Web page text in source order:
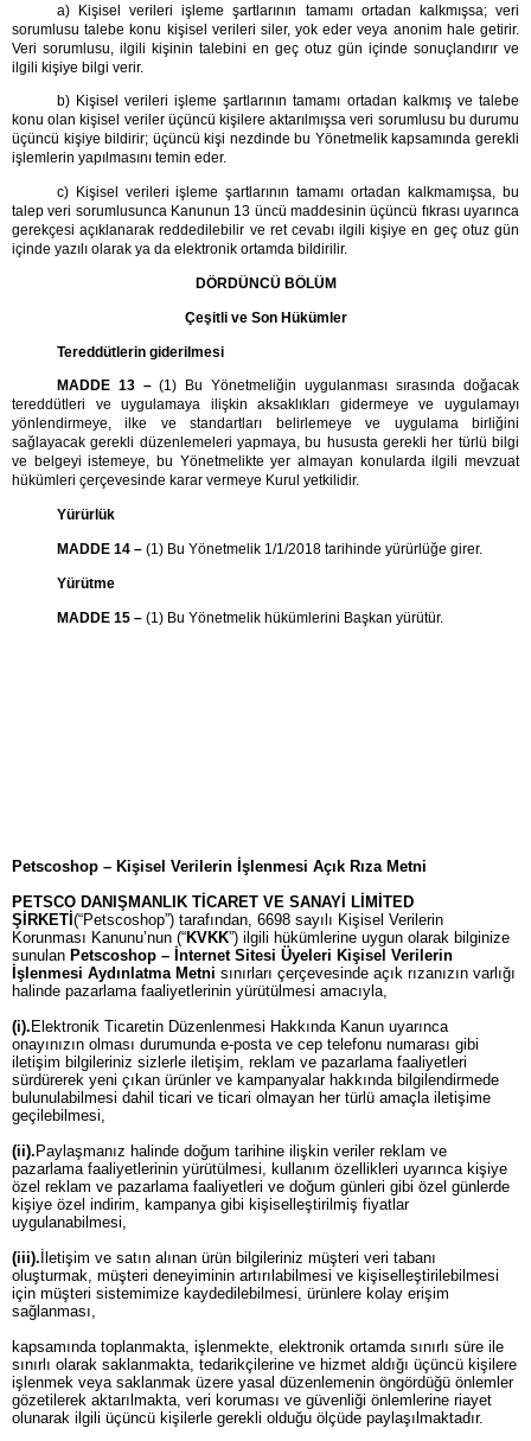
a) Kişisel verileri işleme şartlarının tamamı ortadan kalkmışsa; veri
sorumlusu talebe konu kişisel verileri siler, yok eder veya anonim hale getirir.
Veri sorumlusu, ilgili kişinin talebini en geç otuz gün içinde sonuçlandırır ve
ilgili kişiye bilgi verir.
b) Kişisel verileri işleme şartlarının tamamı ortadan kalkmış ve talebe
konu olan kişisel veriler üçüncü kişilere aktarılmışsa veri sorumlusu bu durumu
üçüncü kişiye bildirir; üçüncü kişi nezdinde bu Yönetmelik kapsamında gerekli
işlemlerin yapılmasını temin eder.
c) Kişisel verileri işleme şartlarının tamamı ortadan kalkmamışsa, bu
talep veri sorumlusunca Kanunun 13 üncü maddesinin üçüncü fıkrası uyarınca
gerekçesi açıklanarak reddedilebilir ve ret cevabı ilgili kişiye en geç otuz gün
içinde yazılı olarak ya da elektronik ortamda bildirilir.
DÖRDÜNCÜ BÖLÜM
Çeşitli ve Son Hükümler
Tereddütlerin giderilmesi
MADDE 13 –(1) Bu Yönetmeliğin uygulanması sırasında doğacak
tereddütleri ve uygulamaya ilişkin aksaklıkları gidermeye ve uygulamayı
yönlendirmeye, ilke ve standartları belirlemeye ve uygulama birliğini
sağlayacak gerekli düzenlemeleri yapmaya, bu hususta gerekli her türlü bilgi
ve belgeyi istemeye, bu Yönetmelikte yer almayan konularda ilgili mevzuat
hükümleri çerçevesinde karar vermeye Kurul yetkilidir.
Yürürlük
MADDE 14 –(1) Bu Yönetmelik 1/1/2018 tarihinde yürürlüğe girer.
Yürütme
MADDE 15 –(1) Bu Yönetmelik hükümlerini Başkan yürütür.
Petscoshop – Kişisel Verilerin İşlenmesi Açık Rıza Metni
PETSCO DANIŞMANLIK TİCARET VE SANAYİ LİMİTED
ŞİRKETİ (“Petscoshop”) tarafından, 6698 sayılı Kişisel Verilerin
Korunması Kanunu’nun (“KVKK”) ilgili hükümlerine uygun olarak bilginize
sunulan Petscoshop – İnternet Sitesi Üyeleri Kişisel Verilerin
İşlenmesi Aydınlatma Metni sınırları çerçevesinde açık rızanızın varlığı
halinde pazarlama faaliyetlerinin yürütülmesi amacıyla,
(i). Elektronik Ticaretin Düzenlenmesi Hakkında Kanun uyarınca
onayınızın olması durumunda e-posta ve cep telefonu numarası gibi
iletişim bilgileriniz sizlerle iletişim, reklam ve pazarlama faaliyetleri
sürdürerek yeni çıkan ürünler ve kampanyalar hakkında bilgilendirmede
bulunulabilmesi dahil ticari ve ticari olmayan her türlü amaçla iletişime
geçilebilmesi,
(ii). Paylaşmanız halinde doğum tarihine ilişkin veriler reklam ve
pazarlama faaliyetlerinin yürütülmesi, kullanım özellikleri uyarınca kişiye
özel reklam ve pazarlama faaliyetleri ve doğum günleri gibi özel günlerde
kişiye özel indirim, kampanya gibi kişiselleştirilmiş fiyatlar
uygulanabilmesi,
(iii). İletişim ve satın alınan ürün bilgileriniz müşteri veri tabanı
oluşturmak, müşteri deneyiminin artırılabilmesi ve kişiselleştirilebilmesi
için müşteri sistemimize kaydedilebilmesi, ürünlere kolay erişim
sağlanması,
kapsamında toplanmakta, işlenmekte, elektronik ortamda sınırlı süre ile
sınırlı olarak saklanmakta, tedarikçilerine ve hizmet aldığı üçüncü kişilere
işlenmek veya saklanmak üzere yasal düzenlemenin öngördüğü önlemler
gözetilerek aktarılmakta, veri koruması ve güvenliği önlemlerine riayet
olunarak ilgili üçüncü kişilerle gerekli olduğu ölçüde paylaşılmaktadır.